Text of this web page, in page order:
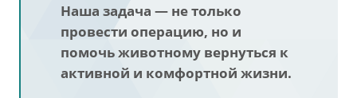
Наша задача — не только
провести операцию, но и
помочь животному вернуться к
активной и комфортной жизни.